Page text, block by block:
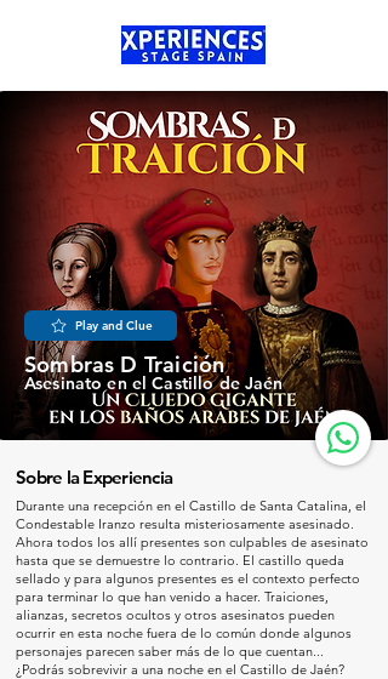
Sombras D Traición
Asesinato en el Castillo de Jaén
Play and Clue
Sobre la Experiencia
Durante una recepción en el Castillo de Santa Catalina, el
Condestable Iranzo resulta misteriosamente asesinado.
Ahora todos los allí presentes son culpables de asesinato
hasta que se demuestre lo contrario. El castillo queda
sellado y para algunos presentes es el contexto perfecto
para terminar lo que han venido a hacer. Traiciones,
alianzas, secretos ocultos y otros asesinatos pueden
ocurrir en esta noche fuera de lo común donde algunos
personajes parecen saber más de lo que cuentan...
¿Podrás sobrevivir a una noche en el Castillo de Jaén?